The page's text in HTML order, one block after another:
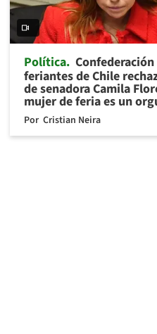
Política Confederación
feriantes de Chile
de senadora Camila
mujer de feria es un
Por Cristian Neira